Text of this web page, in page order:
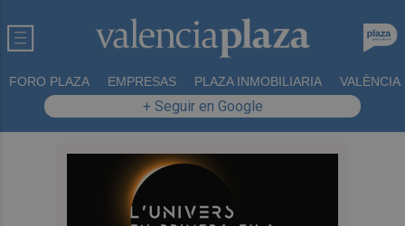
FORO PLAZA EMPRESAS PLAZA INMOBILIARIA VALÈNCIA
+ Seguir en Google